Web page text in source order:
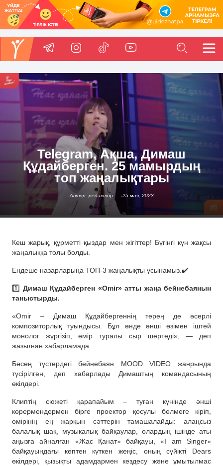
Telegram, Ақша, Димаш
Құдайберген. 25 мамырдың
топ жаңалықтары
Автор: редактор 25 мая, 2023
Кеш жарық, құрметті қыздар мен жігіттер! Бүгінгі күн жақсы
жаңалыққа толы болды.
Ендеше назарларыңа ТОП-3 жаңалықты ұсынамыз.✔️
1️⃣ Димаш Құдайберген «Omir» атты жаңа бейнебаянын
таныстырды.
«Omir – Димаш Құдайбергеннің терең де әсерлі
композиторлық туындысы. Бұл әнде әнші өзімен іштей
монолог жүргізіп, өмір туралы сыр шертеді», — деп
жазылған хабарламада.
Бәсең түстердегі бейнебаян MOOD VIDEO жанрында
түсірілген, деп хабарлады Димаштың командасының
өкілдері.
Клиптің сюжеті қарапайым – туған күнінде әнші
көрермендермен бірге проектор қосулы бөлмеге кіріп,
өмірінің ең жарқын сәттерін тамашалайды: алаңсыз
балалық шақ, музыкалық байқаулар, олардың ішінде аты
аңызға айналған «Жас Қанат» байқауы, «I am Singer»
байқауындағы көптен күткен жеңіс, оның сүйікті Dears
өкілдері, қызықты адамдармен кездесу және ұмытылмас